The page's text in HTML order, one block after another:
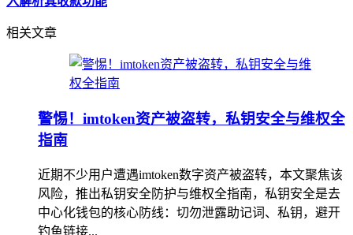
相关文章
警惕！imtoken资产被盗转，私钥安全与维权全
指南
近期不少用户遭遇imtoken数字资产被盗转，本文聚焦该
风险，推出私钥安全防护与维权全指南，私钥安全是去
中心化钱包的核心防线：切勿泄露助记词、私钥，避开
钓鱼链接...